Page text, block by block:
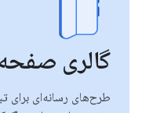
گالری
طرح‌های رسانه‌ای برای